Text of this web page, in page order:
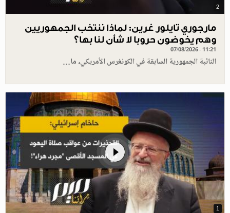
2
مارجوري تايلور غرين: لماذا ننتخب الجمهوريين
وهم يخوضون حروبا لا شأن لنا بها؟
07/08/2026 - 11:21
النائبة الجمهورية السابقة في الكونغرس الأمريكي، ما…
1